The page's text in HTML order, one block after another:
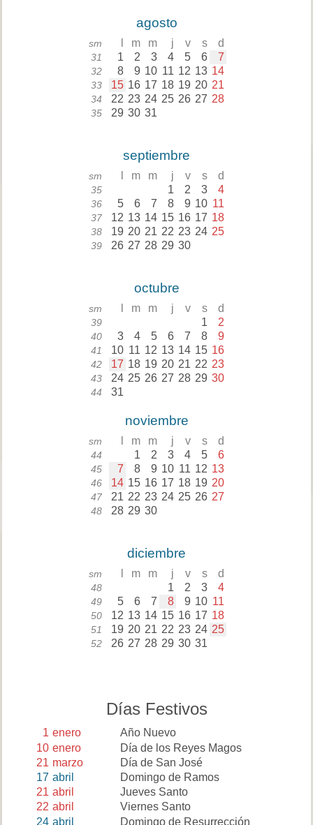
agosto
sm m m j v s d
31 1 2 3 4 5 6 7
32 8 9 10 11 12 13 14
33 15 16 17 18 19 20 21
34 22 23 24 25 26 27 28
35 29 30 31
septiembre
sm m m j v s d
35 1 2 3 4
36 5 6 7 8 9 10 11
37 12 13 14 15 16 17 18
38 19 20 21 22 23 24 25
39 26 27 28 29 30
octubre
sm m m j v s d
39 1 2
40 3 4 5 6 7 8 9
41 10 11 12 13 14 15 16
42 17 18 19 20 21 22 23
43 24 25 26 27 28 29 30
44 31
noviembre
sm m m j v s d
44 1 2 3 4 5 6
45 7 8 9 10 11 12 13
46 14 15 16 17 18 19 20
47 21 22 23 24 25 26 27
48 28 29 30
diciembre
sm m m j v s d
48 1 2 3 4
49 5 6 7 8 9 10 11
50 12 13 14 15 16 17 18
51 19 20 21 22 23 24 25
52 26 27 28 29 30 31
Días Festivos
1 enero
Año Nuevo
10 enero
Día de los Reyes Magos
21 marzo
Día de San José
17 abril
Domingo de Ramos
21 abril
Jueves Santo
22 abril
Viernes Santo
24 abril
Domingo de Resurrección